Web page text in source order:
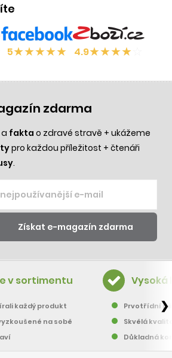
5★★★★★ 4.9★★★★
zdarma
fakta o zdravé stravě + ukážeme
pro každou příležitost + čtenáři
.
v sortimentu
každý produkt
na sobě
Vysoká
Prvotřídní
Skvělá
Důkladná
❯